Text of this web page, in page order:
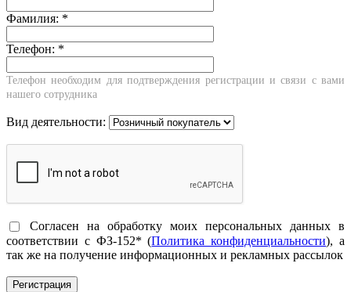
Фамилия: *
Телефон: *
Телефон необходим для подтверждения регистрации и связи с вами
нашего сотрудника
Вид деятельности:
Согласен на обработку моих персональных данных в
соответствии с ФЗ-152* (Политика конфиденциальности), а
так же на получение информационных и рекламных рассылок